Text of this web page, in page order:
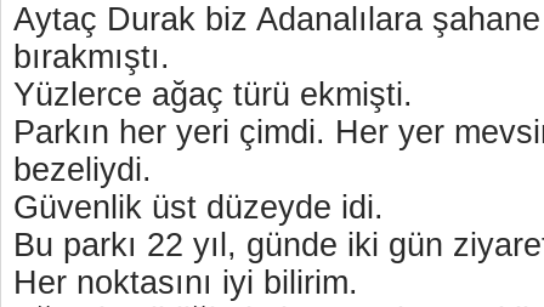
Aytaç Durak biz Adanalılara
bırakmıştı.
Yüzlerce ağaç türü ekmişti.
Parkın her yeri çimdi. Her yer
bezeliydi.
Güvenlik üst düzeyde idi.
Bu parkı 22 yıl, günde iki gün
Her noktasını iyi bilirim.